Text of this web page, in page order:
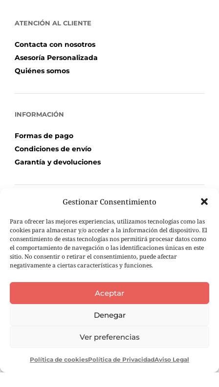
Gestionar Consentimiento
Para ofrecer las mejores experiencias, utilizamos tecnologías como las
cookies para almacenar y/o acceder a la información del dispositivo. El
consentimiento de estas tecnologías nos permitirá procesar datos como
el comportamiento de navegación o las identificaciones únicas en este
sitio. No consentir o retirar el consentimiento, puede afectar
negativamente a ciertas características y funciones.
Aceptar
Denegar
Ver preferencias
Política de cookiesPolítica de PrivacidadAviso Legal
ATENCIÓN AL CLIENTE
Contacta con nosotros
Asesoría Personalizada
Quiénes somos
INFORMACIÓN
Formas de pago
Condiciones de envío
Garantía y devoluciones
Mi Cuenta
Carrito de compra
Seguimiento de pedidos
© 2026 Ole tus huellas |Aviso Legal|Política de Privacidad